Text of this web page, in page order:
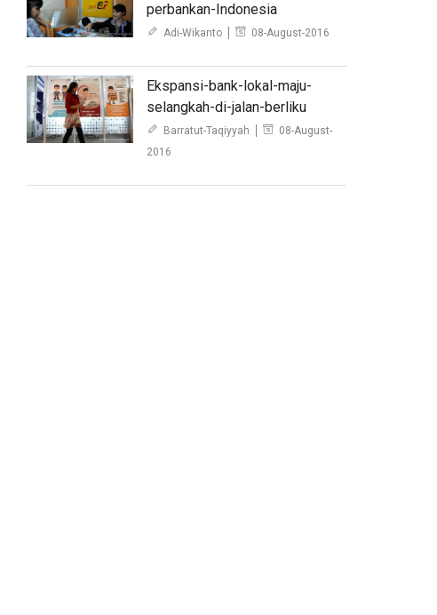
perbankan-Indonesia
Adi-Wikanto 08-August-2016
Ekspansi-bank-lokal-maju-
selangkah-di-jalan-berliku
Barratut-Taqiyyah
08-August-
2016